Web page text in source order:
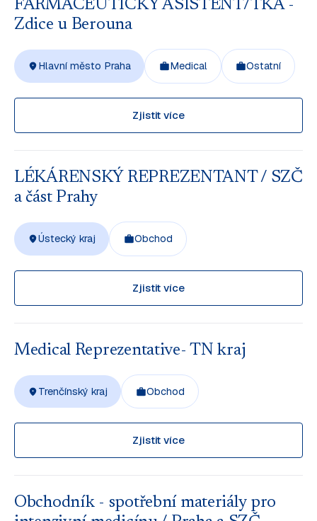
FARMACEUTICKÝ ASISTENT/TKA -
Zdice u Berouna
Hlavní město Praha Medical Ostatní
Zjistit více
LÉKÁRENSKÝ REPREZENTANT / SZČ
a část Prahy
Ústecký kraj Obchod
Zjistit více
Medical Reprezentative- TN kraj
Trenčínský kraj Obchod
Zjistit více
Obchodník - spotřební materiály pro